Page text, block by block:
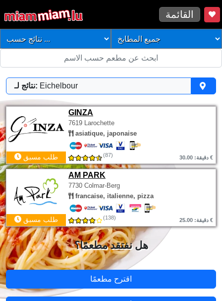
القائمة
نتائج لـ: Eichelbour
GINZA
7619 Larochette
asiatique, japonaise
طلب مسبق (87) دقيقة: 30.00 €
AM PARK
7730 Colmar-Berg
francaise, italienne, pizza
طلب مسبق (138) دقيقة: 25.00 €
هل نفتقد مطعمًا؟
اقترح مطعمًا